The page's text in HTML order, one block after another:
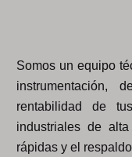
Somos un equipo
instrumentación,
rentabilidad de
industriales de
rápidas y el